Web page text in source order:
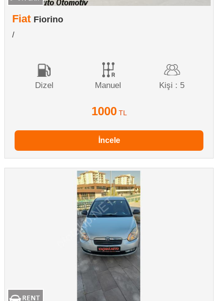
Fiat Fiorino
/
Dizel Manuel Kişi : 5
1000 TL
İncele